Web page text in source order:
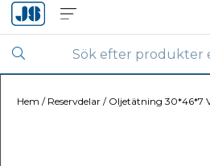
Hem / Reservdelar / Oljetätning 30*46*7